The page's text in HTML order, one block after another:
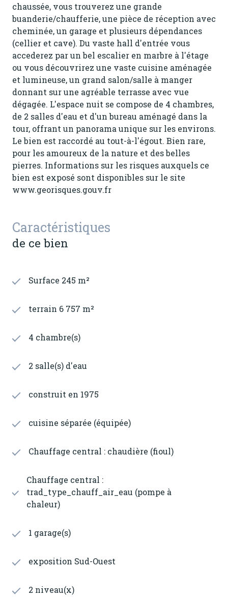
chaussée, vous trouverez une grande
buanderie/chaufferie, une pièce de réception avec
cheminée, un garage et plusieurs dépendances
(cellier et cave). Du vaste hall d'entrée vous
accederez par un bel escalier en marbre à l'étage
ou vous découvrirez une vaste cuisine aménagée
et lumineuse, un grand salon/salle à manger
donnant sur une agréable terrasse avec vue
dégagée. L'espace nuit se compose de 4 chambres,
de 2 salles d'eau et d'un bureau aménagé dans la
tour, offrant un panorama unique sur les environs.
Le bien est raccordé au tout-à-l'égout. Bien rare,
pour les amoureux de la nature et des belles
pierres. Informations sur les risques auxquels ce
bien est exposé sont disponibles sur le site
www.georisques.gouv.fr
Caractéristiques
de ce bien
Surface 245 m²
terrain 6 757 m²
4 chambre(s)
2 salle(s) d'eau
construit en 1975
cuisine séparée (équipée)
Chauffage central : chaudière (fioul)
Chauffage central :
trad_type_chauff_air_eau (pompe à
chaleur)
1 garage(s)
exposition Sud-Ouest
2 niveau(x)